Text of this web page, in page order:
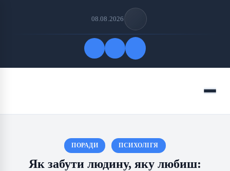
08.08.2026
Menu
ПОРАДИ ПСИХОЛІГЯ
Як забути людину, яку любиш: